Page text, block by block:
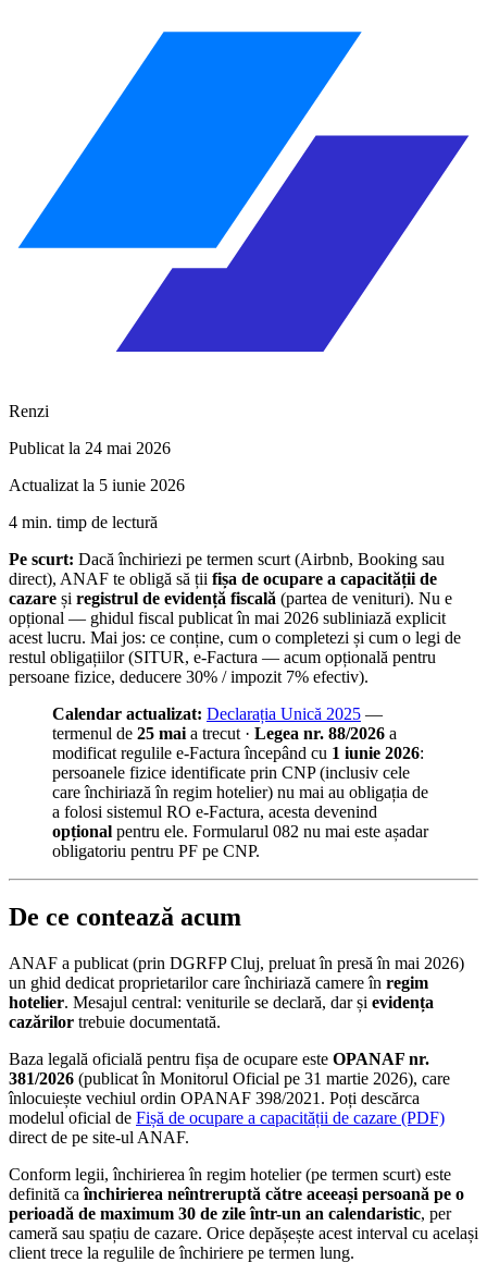
Renzi
Publicat la 24 mai 2026
Actualizat la 5 iunie 2026
4 min. timp de lectură
Pe scurt: Dacă închiriezi pe termen scurt (Airbnb, Booking sau
direct), ANAF te obligă să ții fișa de ocupare a capacității de
cazare și registrul de evidență fiscală (partea de venituri). Nu e
opțional — ghidul fiscal publicat în mai 2026 subliniază explicit
acest lucru. Mai jos: ce conține, cum o completezi și cum o legi de
restul obligațiilor (SITUR, e-Factura — acum opțională pentru
persoane fizice, deducere 30% / impozit 7% efectiv).
Calendar actualizat: Declarația Unică 2025 —
termenul de 25 mai a trecut · Legea nr. 88/2026 a
modificat regulile e-Factura începând cu 1 iunie 2026:
persoanele fizice identificate prin CNP (inclusiv cele
care închiriază în regim hotelier) nu mai au obligația de
a folosi sistemul RO e-Factura, acesta devenind
opțional pentru ele. Formularul 082 nu mai este așadar
obligatoriu pentru PF pe CNP.
De ce contează acum
ANAF a publicat (prin DGRFP Cluj, preluat în presă în mai 2026)
un ghid dedicat proprietarilor care închiriază camere în regim
hotelier. Mesajul central: veniturile se declară, dar și evidența
cazărilor trebuie documentată.
Baza legală oficială pentru fișa de ocupare este OPANAF nr.
381/2026 (publicat în Monitorul Oficial pe 31 martie 2026), care
înlocuiește vechiul ordin OPANAF 398/2021. Poți descărca
modelul oficial de Fișă de ocupare a capacității de cazare (PDF)
direct de pe site-ul ANAF.
Conform legii, închirierea în regim hotelier (pe termen scurt) este
definită caînchirierea neîntreruptă către aceeași persoană pe o
perioadă de maximum 30 de zile într-un an calendaristic, per
cameră sau spațiu de cazare. Orice depășește acest interval cu același
client trece la regulile de închiriere pe termen lung.